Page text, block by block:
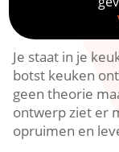
Je staat in je
botst keuken
geen theorie
ontwerp ziet er
opruimen en